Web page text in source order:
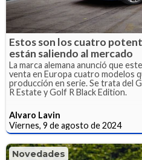
Estos son los cuatro
están saliendo al mercado
La marca alemana anunció que
venta en Europa cuatro modelos
producción en serie. Se trata del
R Estate y Golf R Black Edition.
Alvaro Lavin
Viernes, 9 de agosto de 2024
Novedades